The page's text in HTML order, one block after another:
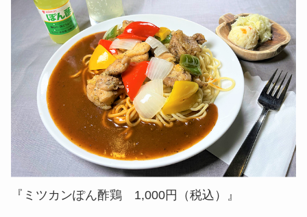
『ミツカンぽん酢鶏 1,000円（税込）』